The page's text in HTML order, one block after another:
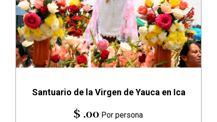
Santuario de la Virgen de Yauca en Ica
$ .00 Por persona